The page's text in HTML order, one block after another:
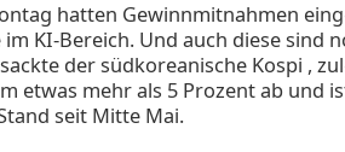
hatten Gewinnmitnahmen
KI-Bereich. Und auch diese sind
der südkoreanische Kospi ,
etwas mehr als 5 Prozent ab und
seit Mitte Mai.